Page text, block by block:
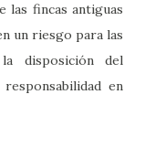
las fincas antiguas
un riesgo para las
disposición del
en